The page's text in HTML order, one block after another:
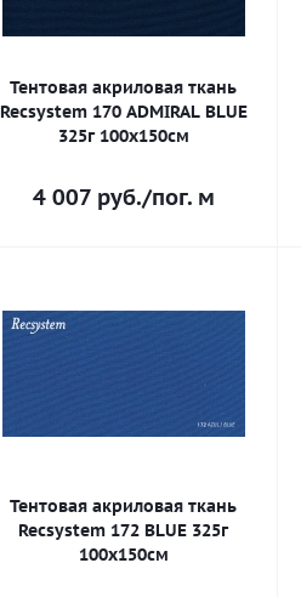
Тентовая акриловая ткань
Recsystem 170 ADMIRAL BLUE
325г 100х150см
4 007руб./пог. м
Тентовая акриловая ткань
Recsystem 172 BLUE 325г
100х150см